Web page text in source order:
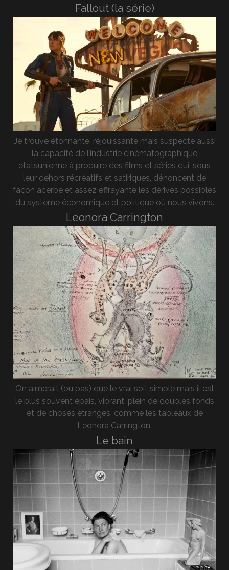
Fallout (la série)
Je trouve étonnante, réjouissante mais suspecte aussi
la capacité de l’industrie cinématographique
étatsunienne à produire des films et séries qui, sous
leur dehors récréatifs et satiriques, dénoncent de
façon acerbe et assez effrayante les dérives possibles
du système économique et politique où nous vivons.
Leonora Carrington
On aimerait (ou pas) que le vrai soit simple mais il est
le plus souvent épais, vibrant, plein de doubles fonds
et de choses étranges, comme les tableaux de
Leonora Carrington.
Le bain